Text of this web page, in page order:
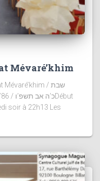
Mévaré’khim
soir à 22h13 Les